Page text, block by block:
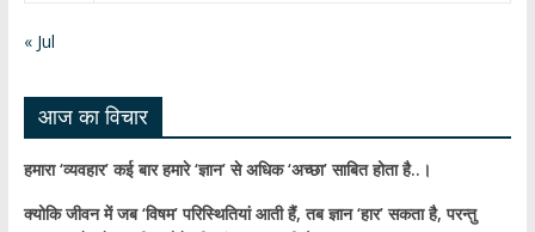
« Jul
आज का विचार
हमारा ‘व्यवहार’ कई बार हमारे ‘ज्ञान’ से अधिक ‘अच्छा’ साबित होता है..।
क्योकि जीवन में जब ‘विषम’ परिस्थितियां आती हैं,तब ज्ञान ‘हार’ सकता है,परन्तु